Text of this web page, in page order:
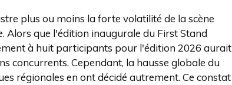
plus ou moins la forte volatilité de la scène
Alors que l'édition inaugurale du First Stand
à huit participants pour l'édition 2026 aurait
concurrents. Cependant, la hausse globale du
régionales en ont décidé autrement. Ce constat